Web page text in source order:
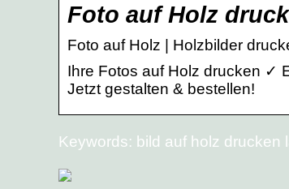
Foto auf Holz
Foto auf Holz | Holzbilder
Ihre Fotos auf Holz drucken ✓
Jetzt gestalten & bestellen!
Keywords: bild auf holz drucken